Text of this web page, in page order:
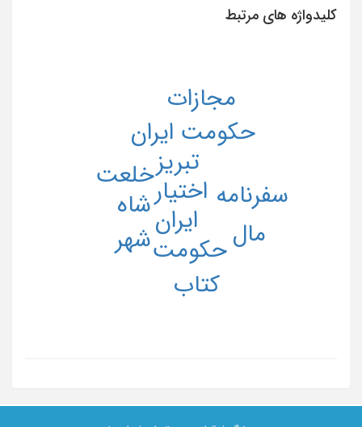
کلیدواژه های مرتبط
اختیار
ایران
تبریز
حکومت
حکومت ایران
خلعت
سفرنامه
شاه
شهر
مال
مجازات
کتاب